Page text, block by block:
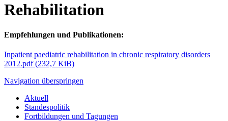
Rehabilitation
Empfehlungen und Publikationen:
Inpatient paediatric rehabilitation in chronic respiratory disorders
2012.pdf(232,7 KiB)
Navigation überspringen
Aktuell
Standespolitik
Fortbildungen und Tagungen